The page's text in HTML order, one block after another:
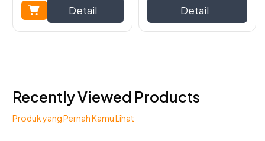
dan pengguna bisa mendengar output suara yang jelas
dan jernih seperti suara aslinya.
JETE M5 Series
Detail Detail
Recently Viewed Products
Produk yang Pernah Kamu Lihat